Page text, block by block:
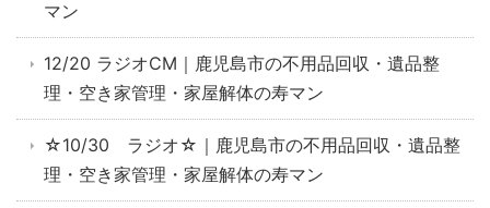
マン
12/20 ラジオCM｜鹿児島市の不用品回収・遺品整
理・空き家管理・家屋解体の寿マン
☆10/30 ラジオ☆｜鹿児島市の不用品回収・遺品整
理・空き家管理・家屋解体の寿マン